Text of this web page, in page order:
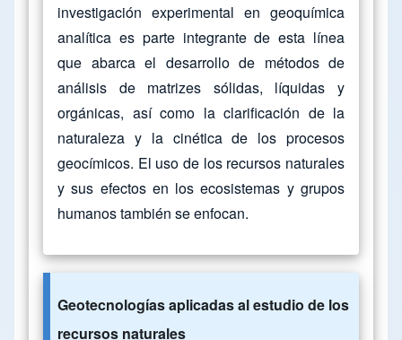
investigación experimental en geoquímica
analítica es parte integrante de esta línea
que abarca el desarrollo de métodos de
análisis de matrizes sólidas, líquidas y
orgánicas, así como la clarificación de la
naturaleza y la cinética de los procesos
geocímicos. El uso de los recursos naturales
y sus efectos en los ecosistemas y grupos
humanos también se enfocan.
Geotecnologías aplicadas al estudio de los
recursos naturales